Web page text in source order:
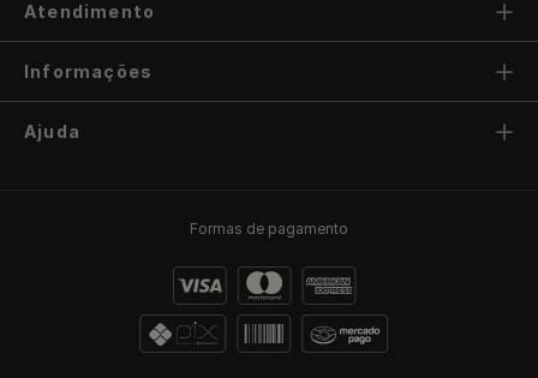
Atendimento
Informações
Ajuda
Formas de pagamento